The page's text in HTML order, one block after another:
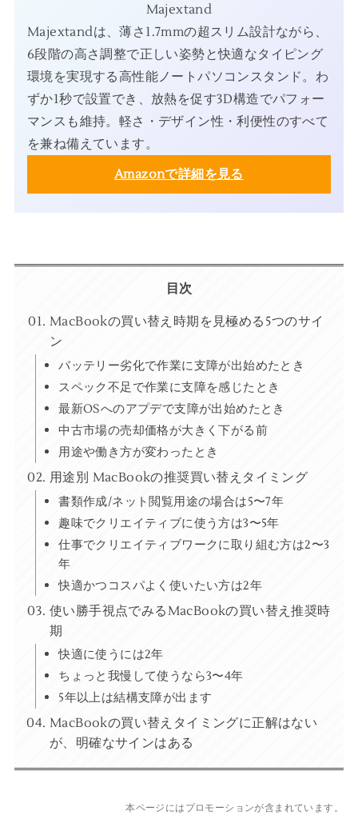
Majextand
Majextandは、薄さ1.7mmの超スリム設計ながら、
6段階の高さ調整で正しい姿勢と快適なタイピング
環境を実現する高性能ノートパソコンスタンド。わ
ずか1秒で設置でき、放熱を促す3D構造でパフォー
マンスも維持。軽さ・デザイン性・利便性のすべて
を兼ね備えています。
Amazonで詳細を見る
目次
MacBookの買い替え時期を見極める5つのサイ
ン
バッテリー劣化で作業に支障が出始めたとき
スペック不足で作業に支障を感じたとき
最新OSへのアプデで支障が出始めたとき
中古市場の売却価格が大きく下がる前
用途や働き方が変わったとき
用途別 MacBookの推奨買い替えタイミング
書類作成/ネット閲覧用途の場合は5〜7年
趣味でクリエイティブに使う方は3〜5年
仕事でクリエイティブワークに取り組む方は2〜3
年
快適かつコスパよく使いたい方は2年
使い勝手視点でみるMacBookの買い替え推奨時
期
快適に使うには2年
ちょっと我慢して使うなら3〜4年
5年以上は結構支障が出ます
MacBookの買い替えタイミングに正解はない
が、明確なサインはある
本ページにはプロモーションが含まれています。